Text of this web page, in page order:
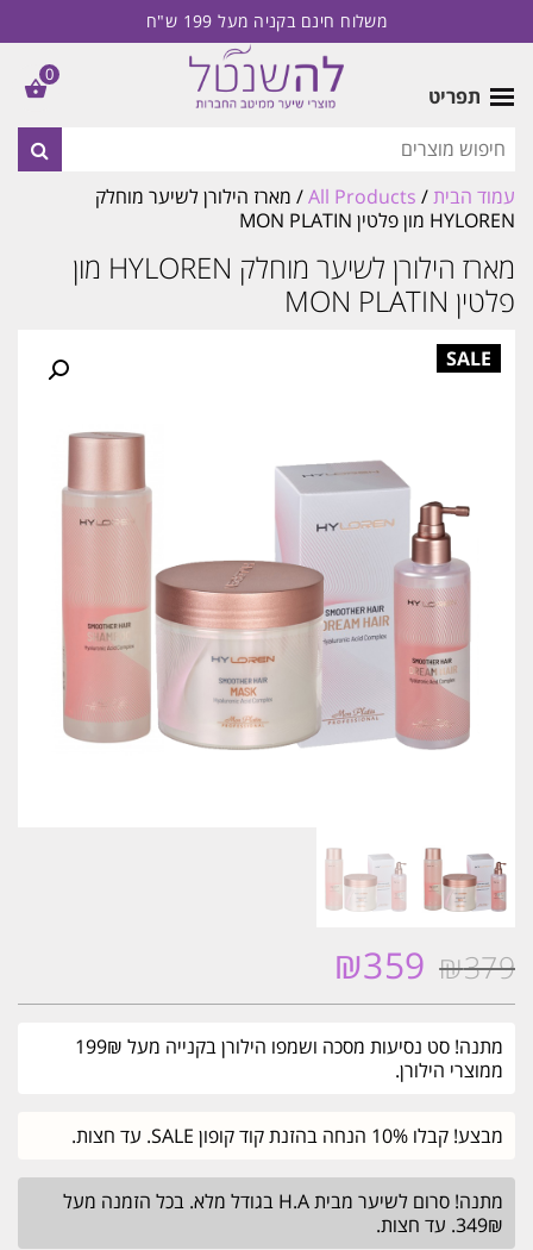
משלוח חינם בקניה מעל 199 ש"ח
תפריט
עמוד הבית/
All Products/ מארז הילורן לשיער מוחלק
HYLOREN מון פלטין MON PLATIN
מארז הילורן לשיער מוחלק HYLOREN מון
פלטין MON PLATIN
₪379
המחיר
₪379.
₪359
₪359.
מתנה! סט נסיעות מסכה ושמפו הילורן בקנייה מעל 199₪
ממוצרי הילורן.
מבצע! קבלו 10% הנחה בהזנת קוד קופון SALE. עד חצות.
מתנה! סרום לשיער מבית H.A בגודל מלא. בכל הזמנה מעל
349₪. עד חצות.
0